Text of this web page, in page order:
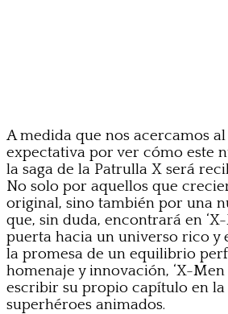
A medida que nos acercamos
expectativa por ver cómo este
la saga de la Patrulla X será
No solo por aquellos que
original, sino también por una
que, sin duda, encontrará en ‘X-
puerta hacia un universo rico y
la promesa de un equilibrio
homenaje y innovación, ‘X-Men
escribir su propio capítulo en
superhéroes animados.